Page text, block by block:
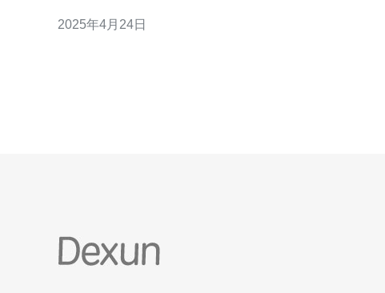
能方面有着一定的优势。 日本的云服务器通常具有出
2025年4月24日